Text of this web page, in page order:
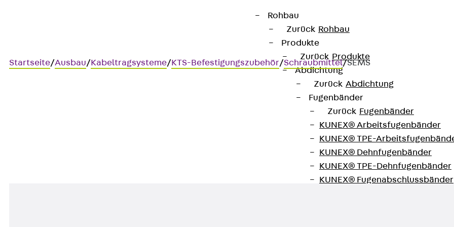
Rohbau
Zurück Rohbau
Produkte
Zurück Produkte
Abdichtung
Zurück Abdichtung
Fugenbänder
Zurück Fugenbänder
KUNEX® Arbeitsfugenbänder
KUNEX® TPE-
KUNEX® Dehnfugenbänder
KUNEX® TPE-Dehnfugenbänder
KUNEX® Fugenabschlussbänder
Startseite/Ausbau/Kabeltragsysteme/KTS-Befestigungszubehör/Schraubmittel/SEMS
Sechskantmutter mit Flansch, DIN EN 1661